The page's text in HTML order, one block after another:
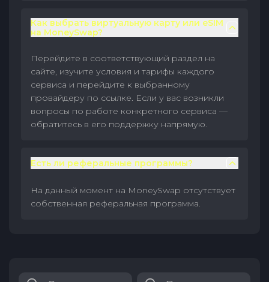
Как выбрать виртуальную карту или eSIM
на MoneySwap?
Перейдите в соответствующий раздел на
сайте, изучите условия и тарифы каждого
сервиса и перейдите к выбранному
провайдеру по ссылке. Если у вас возникли
вопросы по работе конкретного сервиса —
обратитесь в его поддержку напрямую.
Есть ли реферальные программы?
На данный момент на MoneySwap отсутствует
собственная реферальная программа.